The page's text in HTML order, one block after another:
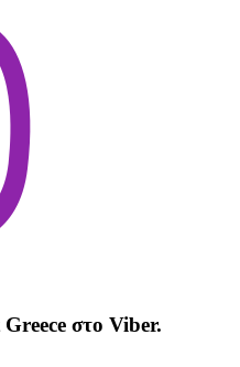
στο Viber.